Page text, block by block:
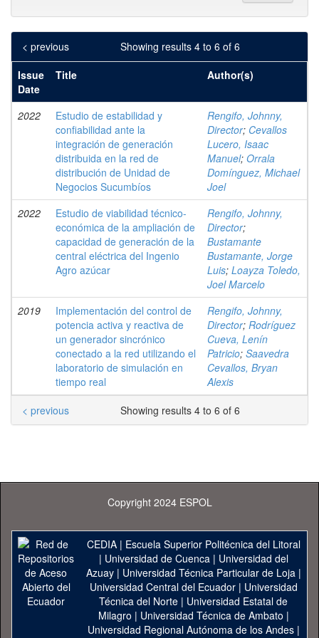
Showing results 4 to 6 of 6
< previous
Issue
Date
Title Author(s)
2022
Estudio de estabilidad y
confiabilidad ante la
integración de generación
distribuida en la red de
distribución de Unidad de
Negocios Sucumbíos
Rengifo, Johnny,
Director; Cevallos
Lucero, Isaac
Manuel; Orrala
Domínguez, Michael
Joel
2022
Estudio de viabilidad técnico-
económica de la ampliación de
capacidad de generación de la
central eléctrica del Ingenio
Agro azúcar
Rengifo, Johnny,
Director;
Bustamante
Bustamante, Jorge
Luis; Loayza Toledo,
Joel Marcelo
2019
Implementación del control de
potencia activa y reactiva de
un generador sincrónico
conectado a la red utilizando el
laboratorio de simulación en
tiempo real
Rengifo, Johnny,
Director; Rodríguez
Cueva, Lenín
Patricio; Saavedra
Cevallos, Bryan
Alexis
Showing results 4 to 6 of 6
< previous
Copyright 2024 ESPOL
CEDIA| Escuela Superior Politécnica del Litoral
| Universidad de Cuenca| Universidad del
Azuay| Universidad Técnica Particular de Loja|
Universidad Central del Ecuador| Universidad
Técnica del Norte | Universidad Estatal de
Milagro | Universidad Técnica de Ambato |
Universidad Regional Autónoma de los Andes|